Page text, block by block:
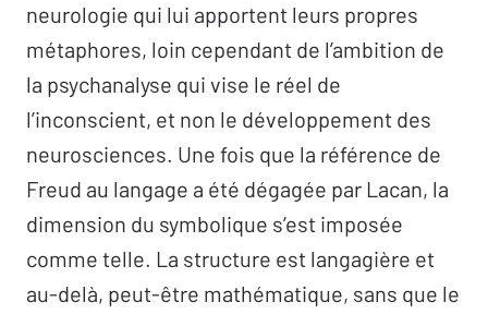
neurologie qui lui apportent leurs propres
métaphores, loin cependant de l’ambition de
la psychanalyse qui vise le réel de
l’inconscient, et non le développement des
neurosciences. Une fois que la référence de
Freud au langage a été dégagée par Lacan, la
dimension du symbolique s’est imposée
comme telle. La structure est langagière et
au-delà, peut-être mathématique, sans que le